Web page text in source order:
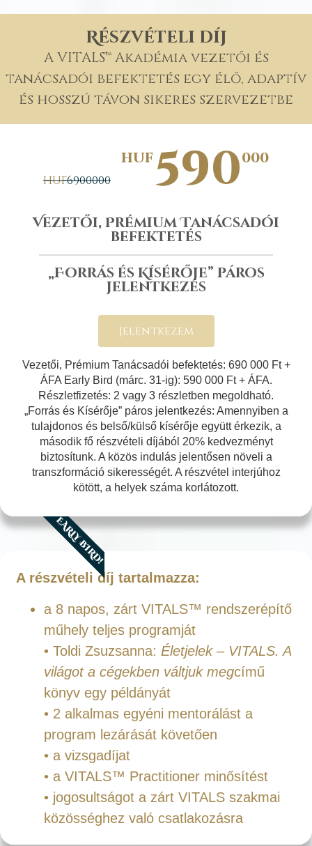
Részvételi díj
A VITALS™ Akadémia vezetői és
tanácsadói befektetés egy élő, adaptív
és hosszú távon sikeres szervezetbe
HUF6900000
HUF590000
Vezetői, Prémium Tanácsadói
befektetés
„Forrás és Kísérője” páros
jelentkezés
Jelentkezem
Vezetői, Prémium Tanácsadói befektetés: 690 000 Ft +
ÁFA Early Bird (márc. 31-ig): 590 000 Ft + ÁFA.
Részletfizetés: 2 vagy 3 részletben megoldható.
„Forrás és Kísérője” páros jelentkezés: Amennyiben a
tulajdonos és belső/külső kísérője együtt érkezik, a
második fő részvételi díjából 20% kedvezményt
biztosítunk. A közös indulás jelentősen növeli a
transzformáció sikerességét. A részvétel interjúhoz
kötött, a helyek száma korlátozott.
EARLY BIRD!
A részvételi díj tartalmazza:
a 8 napos, zárt VITALS™ rendszerépítő
műhely teljes programját
• Toldi Zsuzsanna: Életjelek – VITALS. A
világot a cégekben váltjuk megcímű
könyv egy példányát
• 2 alkalmas egyéni mentorálást a
program lezárását követően
• a vizsgadíjat
• a VITALS™ Practitioner minősítést
• jogosultságot a zárt VITALS szakmai
közösséghez való csatlakozásra